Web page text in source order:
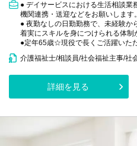
● デイサービスにおける生活相談
機関連携・送迎などをお願いします。
● 夜勤なしの日勤勤務で、未経験か
着実にスキルを身につけられる体制
●定年65歳☆現役で長くご活躍いた
介護福祉士/相談員/社会福祉主事/社
詳細を見る